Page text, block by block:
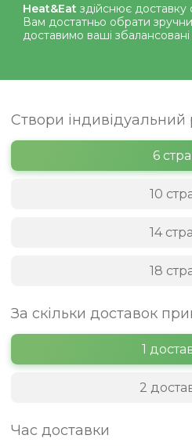
Heat&Eat здійснює доставку
Вам достатньо обрати
доставимо ваші
Створи
6
10
14
18
За скільки доставок
1
2
Час доставки